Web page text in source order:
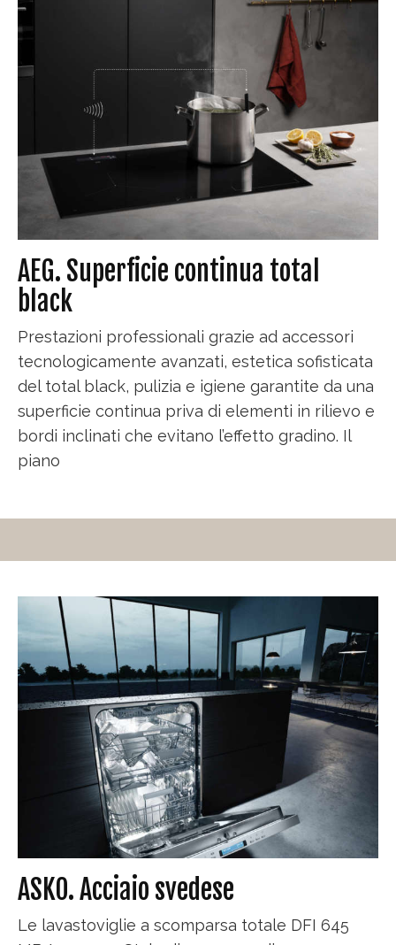
AEG. Superficie continua total
black
Prestazioni professionali grazie ad accessori
tecnologicamente avanzati, estetica sofisticata
del total black, pulizia e igiene garantite da una
superficie continua priva di elementi in rilievo e
bordi inclinati che evitano l’effetto gradino. Il
piano
ASKO. Acciaio svedese
Le lavastoviglie a scomparsa totale DFI 645